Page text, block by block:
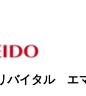
バイタル エ